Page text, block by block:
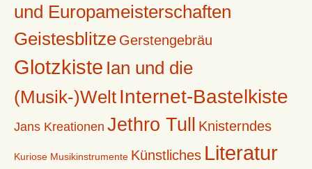
und Europameisterschaften
Geistesblitze Gerstengebräu
Glotzkiste Ian und die
(Musik-)Welt Internet-Bastelkiste
Jans Kreationen Jethro Tull Knisterndes
Kuriose Musikinstrumente Künstliches Literatur